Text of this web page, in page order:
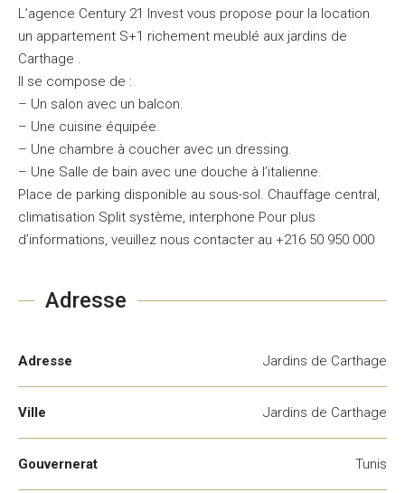
L’agence Century 21 Invest vous propose pour la location
un appartement S+1 richement meublé aux jardins de
Carthage .
Il se compose de :
– Un salon avec un balcon.
– Une cuisine équipée.
– Une chambre à coucher avec un dressing.
– Une Salle de bain avec une douche à l’italienne.
Place de parking disponible au sous-sol. Chauffage central,
climatisation Split système, interphone Pour plus
d’informations, veuillez nous contacter au +216 50 950 000
Adresse
Adresse Jardins de Carthage
Ville Jardins de Carthage
Gouvernerat Tunis